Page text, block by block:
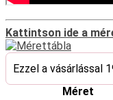
Kattintson ide a
Ezzel a vásárlással
Méret